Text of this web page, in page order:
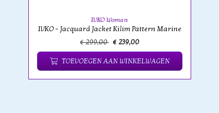
IVKO Woman
IVKO - Jacquard Jacket Kilim Pattern Marine
€ 299,00 € 239,00
TOEVOEGEN AAN WINKELWAGEN